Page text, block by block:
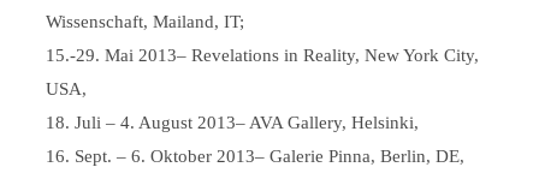
Wissenschaft, Mailand, IT;
15.-29. Mai 2013– Revelations in Reality, New York City,
USA,
18. Juli – 4. August 2013– AVA Gallery, Helsinki,
16. Sept. – 6. Oktober 2013– Galerie Pinna, Berlin, DE,